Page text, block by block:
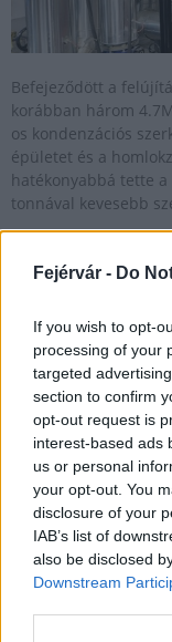
Fejérvár - Do
If you wish to opt-
processing of your
targeted
section to confirm
opt-out request is
interest-based ads
us or personal
your opt-out. You
disclosure of your
IAB’s list of
also be disclosed
Downstream
Befejeződött a
korábban három
os kondenzációs
épületet és a
hatékonyabbá tette
tonnával kevesebb
Tiszta vizet a
Dunaújvárosban
szolgáltatással
tökéletesen
tájékoztatást a
(DVCSH)
Megoldották
krízishelyzetét